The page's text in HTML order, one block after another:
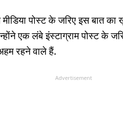
पोस्ट के जरिए इस बात का
एक लंबे इंस्टाग्राम पोस्ट के
रहने वाले हैं.
Advertisement